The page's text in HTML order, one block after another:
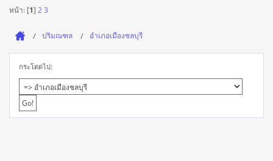
หน้า: [1] 23
ปริมณฑล อำเภอเมืองชลบุรี
กระโดดไป: